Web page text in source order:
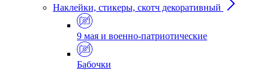
Наклейки, стикеры, скотч декоративный
9 мая и военно-патриотические
Бабочки